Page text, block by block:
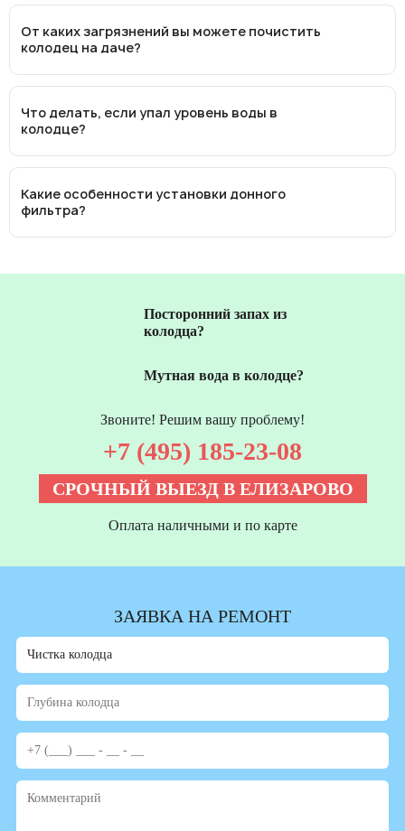
От каких загрязнений вы можете почистить
колодец на даче?
Что делать, если упал уровень воды в
колодце?
Какие особенности установки донного
фильтра?
Посторонний запах из
колодца?
Мутная вода в колодце?
Звоните! Решим вашу проблему!
+7 (495) 185-23-08
СРОЧНЫЙ ВЫЕЗД В ЕЛИЗАРОВО
Оплата наличными и по карте
ЗАЯВКА НА РЕМОНТ